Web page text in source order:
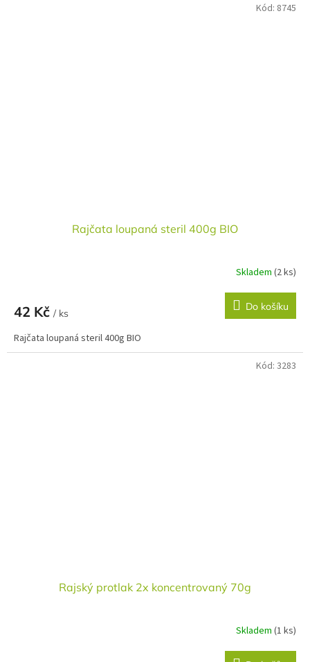
Rajčata loupaná steril 400g BIO
Skladem (2 ks)
42 Kč / ks
Do košíku
Rajčata loupaná steril 400g BIO
Kód: 8745
Rajský protlak 2x koncentrovaný 70g
Skladem (1 ks)
Kód: 3283